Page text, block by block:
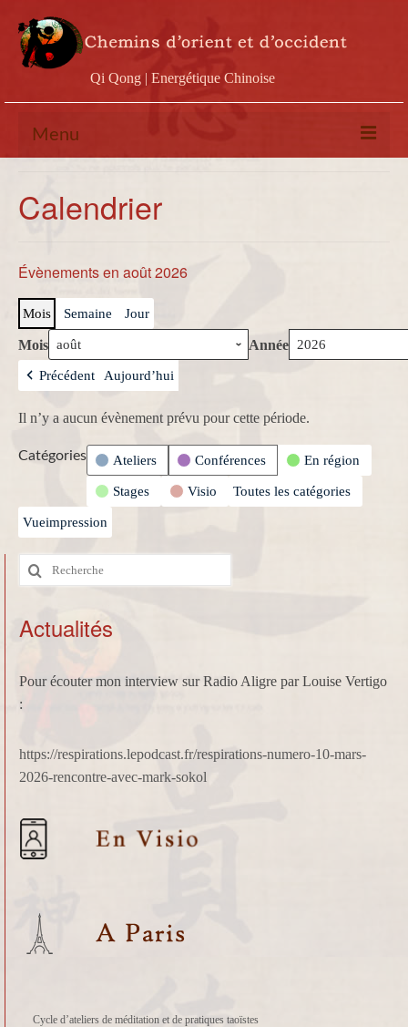
Qi Qong | Energétique Chinoise
Menu
Stages
Docs & vidéos
Contact
Calendrier
Évènements en août 2026
Mois Semaine Jour
Mois Année
Précédent Aujourd’hui
Il n’y a aucun évènement prévu pour cette période.
Catégories Ateliers Conférences En région
Stages Visio Toutes les catégories
Vueimpression
Rechercher
:
Actualités
Pour écouter mon interview sur Radio Aligre par Louise Vertigo
:
https://respirations.lepodcast.fr/respirations-numero-10-mars-
2026-rencontre-avec-mark-sokol
Cycle d’ateliers de méditation et de pratiques taoïstes